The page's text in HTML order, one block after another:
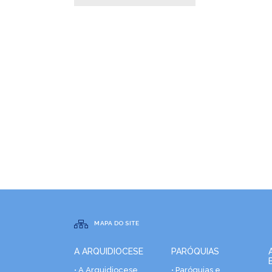
MAPA DO SITE
A ARQUIDIOCESE
• A Arquidiocese
PARÓQUIAS
• Paróquias e